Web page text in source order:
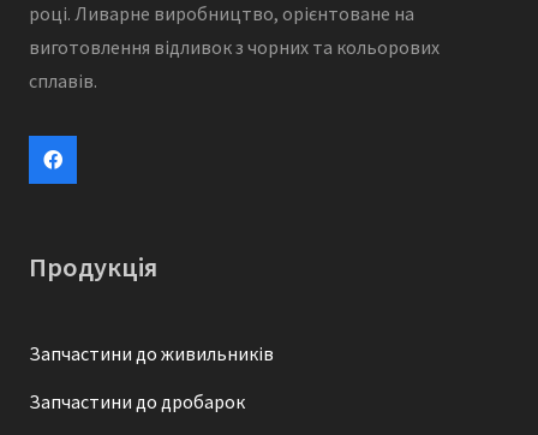
році. Ливарне виробництво, орієнтоване на
виготовлення відливок з чорних та кольорових
сплавів.
Продукція
Запчастини до живильників
Запчастини до дробарок